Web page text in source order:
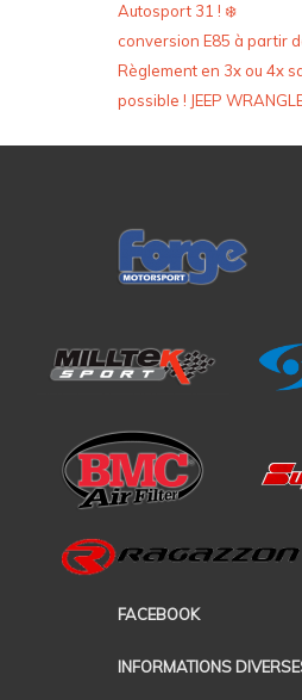
Autosport 31 ! ❄️
conversion E85 à partir
Règlement en 3x ou 4x
possible ! JEEP
FACEBOOK
INFORMATIONS